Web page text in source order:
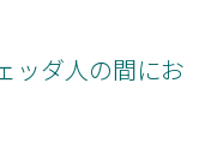
ッダ人の間にお